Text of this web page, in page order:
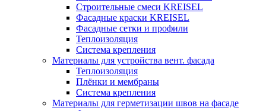
Строительные смеси KREISEL
Фасадные краски KREISEL
Фасадные сетки и профили
Теплоизоляция
Система крепления
Материалы для устройства вент. фасада
Теплоизоляция
Плёнки и мембраны
Система крепления
Материалы для герметизации швов на фасаде